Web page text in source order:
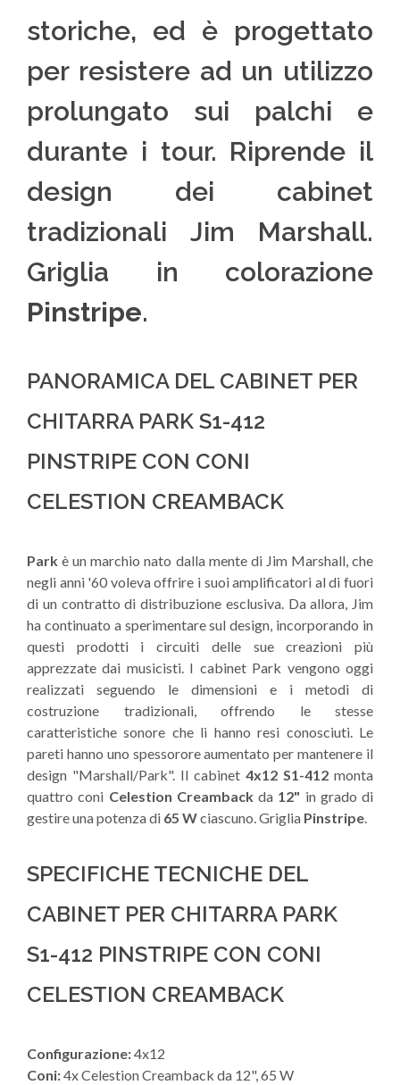
storiche, ed è progettato
per resistere ad un utilizzo
prolungato sui palchi e
durante i tour. Riprende il
design dei cabinet
tradizionali Jim Marshall.
Griglia in colorazione
Pinstripe.
PANORAMICA DEL CABINET PER
CHITARRA PARK S1-412
PINSTRIPE CON CONI
CELESTION CREAMBACK
Park è un marchio nato dalla mente di Jim Marshall, che
negli anni '60 voleva offrire i suoi amplificatori al di fuori
di un contratto di distribuzione esclusiva. Da allora, Jim
ha continuato a sperimentare sul design, incorporando in
questi prodotti i circuiti delle sue creazioni più
apprezzate dai musicisti. I cabinet Park vengono oggi
realizzati seguendo le dimensioni e i metodi di
costruzione tradizionali, offrendo le stesse
caratteristiche sonore che li hanno resi conosciuti. Le
pareti hanno uno spessorore aumentato per mantenere il
design "Marshall/Park". Il cabinet 4x12 S1-412 monta
quattro coni Celestion Creambackda 12" in grado di
gestire una potenza di 65 Wciascuno. Griglia Pinstripe.
SPECIFICHE TECNICHE DEL
CABINET PER CHITARRA PARK
S1-412 PINSTRIPE CON CONI
CELESTION CREAMBACK
Configurazione:4x12
Coni:4x Celestion Creamback da 12", 65 W